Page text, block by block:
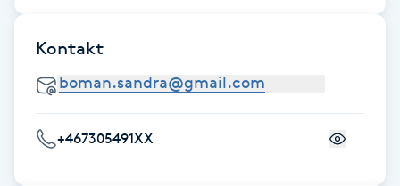
Fettreducering
Fibromassage
Fillers
Kontakt
+467305491XX